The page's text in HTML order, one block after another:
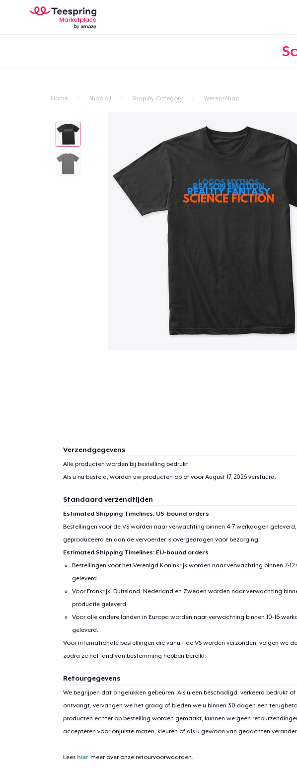
Home Shop All Shop by Category Wetenschap
Verzendgegevens
Alle producten worden bij bestelling bedrukt.
Als u nu besteld, worden uw producten op of voorAugust 17, 2026verstuurd.
Standaard verzendtijden
Estimated Shipping Timelines: US-bound orders
Bestellingen voor de VS worden naar verwachting binnen 4-7 werkdagen
geproduceerd en aan de vervoerder is overgedragen voor bezorging.
Estimated Shipping Timelines: EU-bound orders
Bestellingen voor het Verenigd Koninkrijk worden naar verwachting binnen 7-
geleverd.
Voor Frankrijk, Duitsland, Nederland en Zweden worden naar verwachting
productie geleverd.
Voor alle andere landen in Europa worden naar verwachting binnen 10-16
geleverd.
Voor internationale bestellingen die vanuit de VS worden verzonden, volgen we
zodra ze het land van bestemming hebben bereikt.
Retourgegevens
We begrijpen dat ongelukken gebeuren. Als u een beschadigd, verkeerd bedrukt
ontvangt, vervangen we het graag of bieden we u binnen 30 dagen een
producten echter op bestelling worden gemaakt, kunnen we geen
accepteren voor onjuiste maten, kleuren of als u gewoon van gedachten
Lees hier meer over onze retourvoorwaarden.